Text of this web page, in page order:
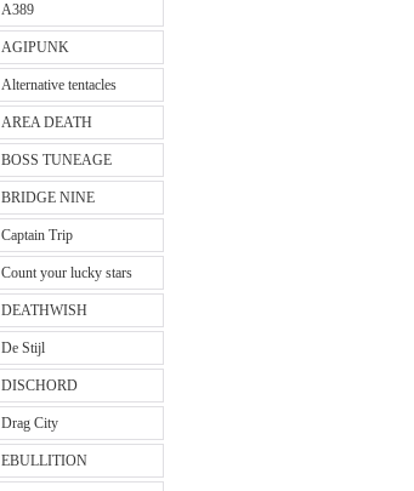
A389
AGIPUNK
Alternative tentacles
AREA DEATH
BOSS TUNEAGE
BRIDGE NINE
Captain Trip
Count your lucky stars
DEATHWISH
De Stijl
DISCHORD
Drag City
EBULLITION